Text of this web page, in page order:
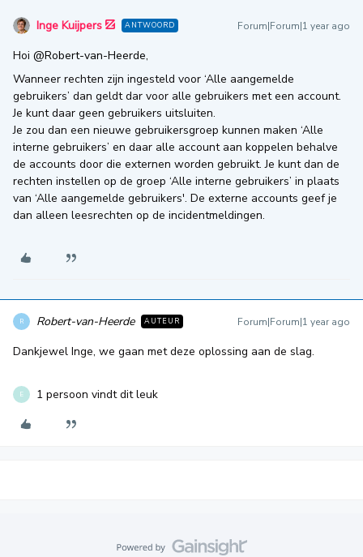
Inge Kuijpers ANTWOORD Forum|Forum|1 year ago
Hoi ​ @Robert-van-Heerde,
Wanneer rechten zijn ingesteld voor ‘Alle aangemelde
gebruikers’ dan geldt dar voor alle gebruikers met een account.
Je kunt daar geen gebruikers uitsluiten.
Je zou dan een nieuwe gebruikersgroep kunnen maken ‘Alle
interne gebruikers’ en daar alle account aan koppelen behalve
de accounts door die externen worden gebruikt. Je kunt dan de
rechten instellen op de groep ‘Alle interne gebruikers’ in plaats
van ‘Alle aangemelde gebruikers'. De externe accounts geef je
dan alleen leesrechten op de incidentmeldingen.
R Robert-van-Heerde AUTEUR Forum|Forum|1 year ago
Dankjewel Inge, we gaan met deze oplossing aan de slag.
E 1 persoon vindt dit leuk